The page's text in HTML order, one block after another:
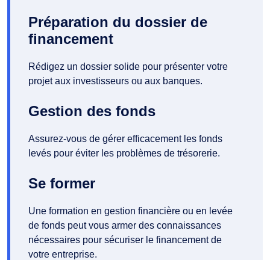
Préparation du dossier de
financement
Rédigez un dossier solide pour présenter votre
projet aux investisseurs ou aux banques.
Gestion des fonds
Assurez-vous de gérer efficacement les fonds
levés pour éviter les problèmes de trésorerie.
Se former
Une formation en gestion financière ou en levée
de fonds peut vous armer des connaissances
nécessaires pour sécuriser le financement de
votre entreprise.